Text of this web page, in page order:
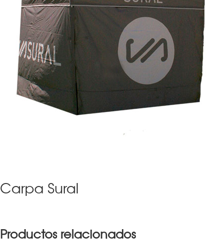
Carpa Sural
Productos relacionados